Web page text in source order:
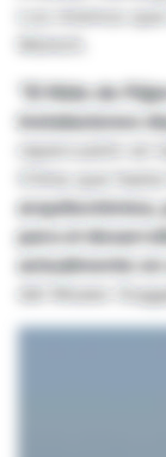
Los mismos
“El Nido de
instalaciones
repercusión en
China que
arquitectónica,
para el
actualmente
del Museo